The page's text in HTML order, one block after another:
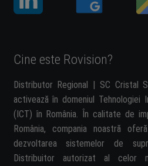
Cine este Rovision?
Distributor Regional | SC Cristal
activează în domeniul Tehnologiei
(ICT) în România. În calitate de
România, compania noastră
dezvoltarea sistemelor de
Distribuitor autorizat al celor